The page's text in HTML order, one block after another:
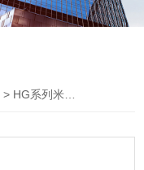
> HG系列米粉滚筒刮板干燥机